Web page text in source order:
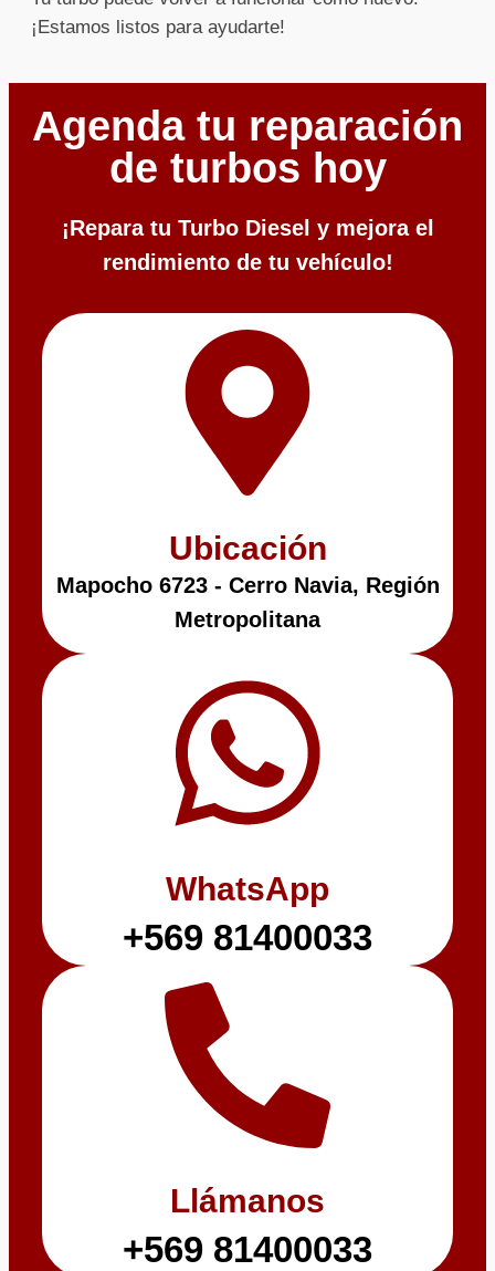
¡Estamos listos para ayudarte!
Agenda tu reparación
de turbos hoy
¡Repara tu Turbo Diesel y mejora el
rendimiento de tu vehículo!
Ubicación
Mapocho 6723 - Cerro Navia, Región
Metropolitana
WhatsApp
+569 81400033
Llámanos
+569 81400033